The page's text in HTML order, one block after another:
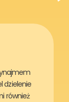
dzielenie
również